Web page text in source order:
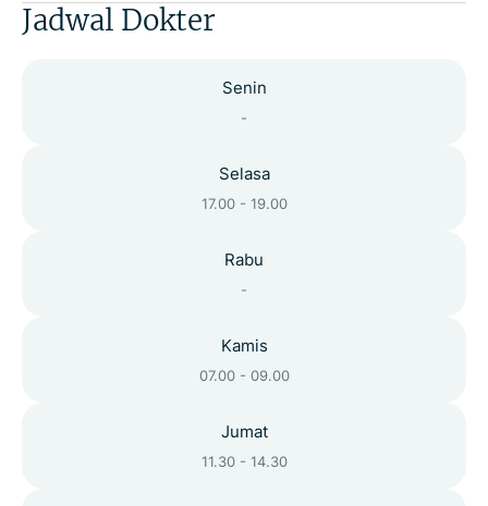
Jadwal Dokter
Senin
-
Selasa
17.00 - 19.00
Rabu
-
Kamis
07.00 - 09.00
Jumat
11.30 - 14.30